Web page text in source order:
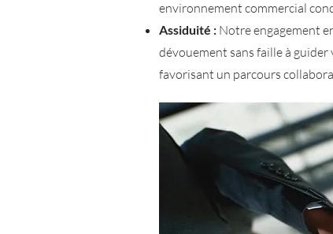
environnement commercial
Assiduité : Notre engagement
dévouement sans faille à
favorisant un parcours